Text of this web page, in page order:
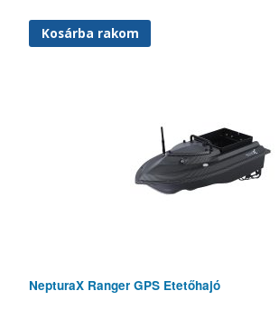
Kosárba rakom
NepturaX Ranger GPS Etetőhajó